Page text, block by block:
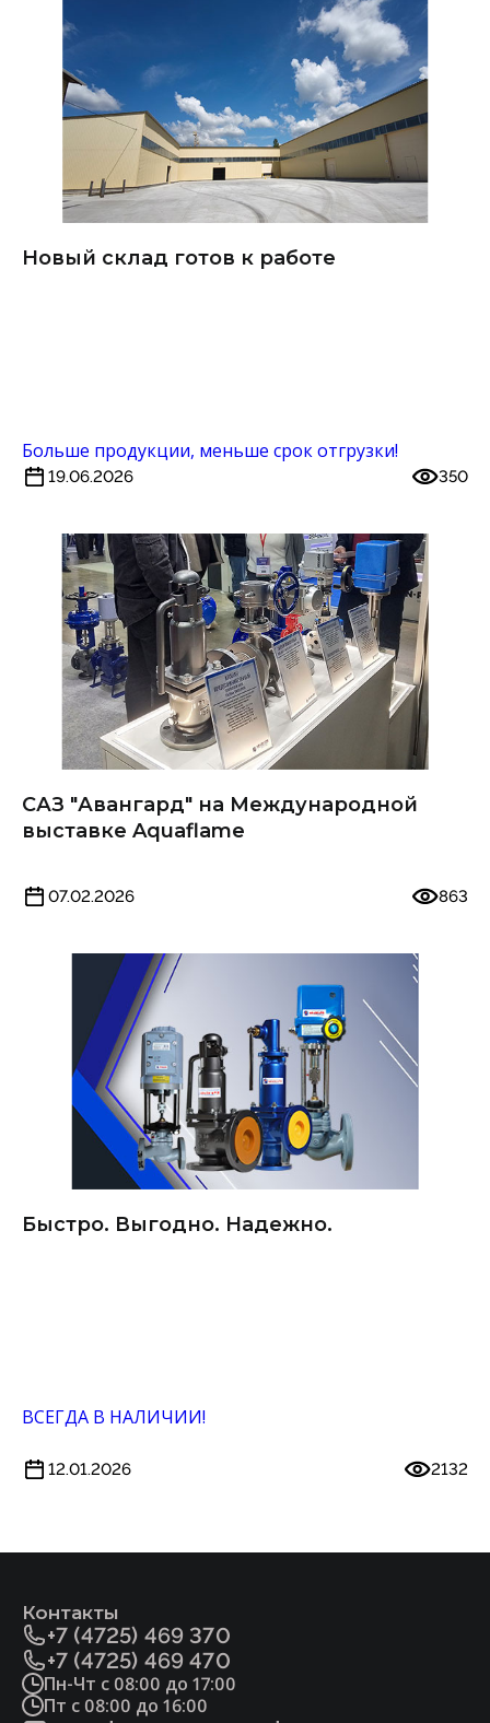
Новый склад готов к работе
Больше продукции, меньше срок отгрузки!
19.06.2026 350
САЗ "Авангард" на Международной
выставке Aquaflame
07.02.2026 863
Быстро. Выгодно. Надежно.
ВСЕГДА В НАЛИЧИИ!
12.01.2026 2132
Контакты
+7 (4725) 469 370
+7 (4725) 469 470
Пн-Чт с 08:00 до 17:00
Пт с 08:00 до 16:00